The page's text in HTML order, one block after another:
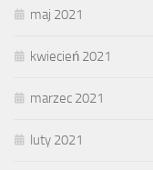
maj 2021
kwiecień 2021
marzec 2021
luty 2021